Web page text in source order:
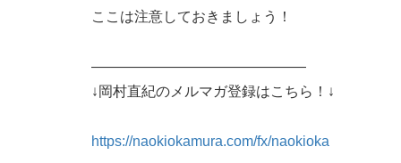
ここは注意しておきましょう！
———————————————
↓岡村直紀のメルマガ登録はこちら！↓
https://naokiokamura.com/fx/naokioka